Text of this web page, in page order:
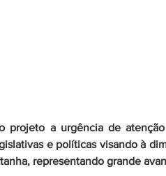
e políticas visando à
representando grande